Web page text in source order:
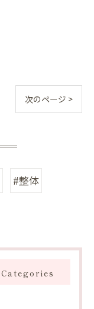
次のページ >
#整体
Categories